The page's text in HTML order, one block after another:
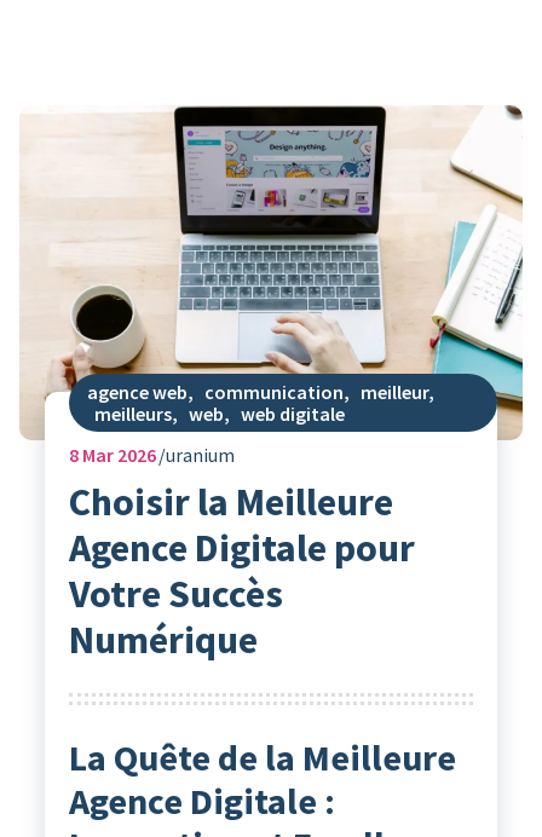
agence web, communication, meilleur,
meilleurs, web, web digitale
8Mar 2026 uranium
Choisir la Meilleure
Agence Digitale pour
Votre Succès
Numérique
La Quête de la Meilleure
Agence Digitale :